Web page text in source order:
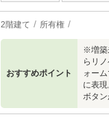
2階建て 所有権
おすすめポイント
※増築
らリ
ォー
に表
ボタン